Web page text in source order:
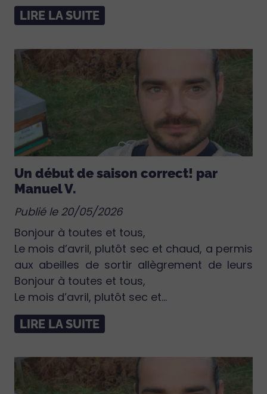
LIRE LA SUITE
Un début de saison correct! par
Manuel V.
Publié le 20/05/2026
Bonjour à toutes et tous,
Le mois d’avril, plutôt sec et chaud, a permis
aux abeilles de sortir allègrement de leurs
Bonjour à toutes et tous,
Le mois d’avril, plutôt sec et...
LIRE LA SUITE